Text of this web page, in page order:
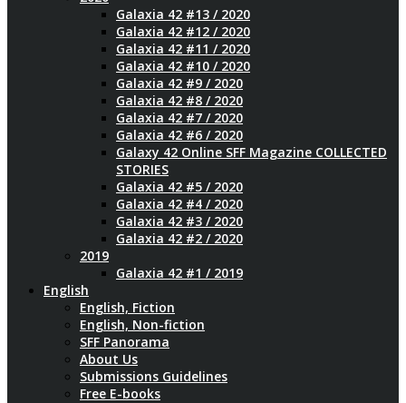
Galaxia 42 #13 / 2020
Galaxia 42 #12 / 2020
Galaxia 42 #11 / 2020
Galaxia 42 #10 / 2020
Galaxia 42 #9 / 2020
Galaxia 42 #8 / 2020
Galaxia 42 #7 / 2020
Galaxia 42 #6 / 2020
Galaxy 42 Online SFF Magazine COLLECTED
STORIES
Galaxia 42 #5 / 2020
Galaxia 42 #4 / 2020
Galaxia 42 #3 / 2020
Galaxia 42 #2 / 2020
2019
Galaxia 42 #1 / 2019
English
English, Fiction
English, Non-fiction
SFF Panorama
About Us
Submissions Guidelines
Free E-books